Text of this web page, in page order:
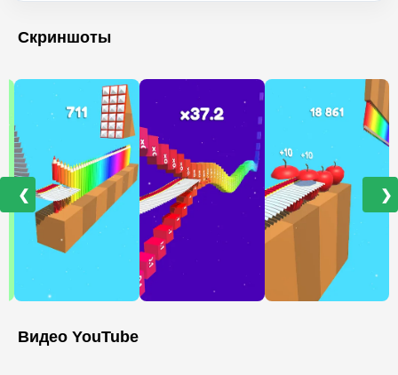
Скриншоты
❮ ❯
Видео YouTube